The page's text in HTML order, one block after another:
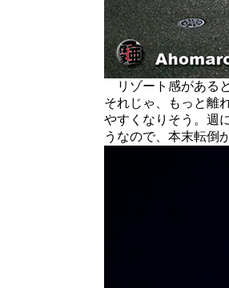
リゾート感がある
それじゃ、もっと離
やすくなりそう。週
うなので、本末転倒